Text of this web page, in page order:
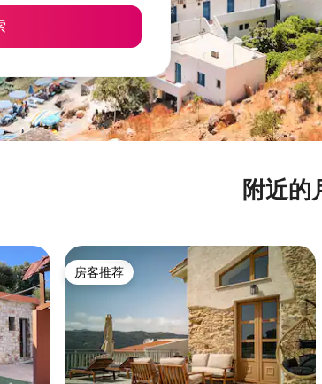
附近的
房客推荐
房客推荐